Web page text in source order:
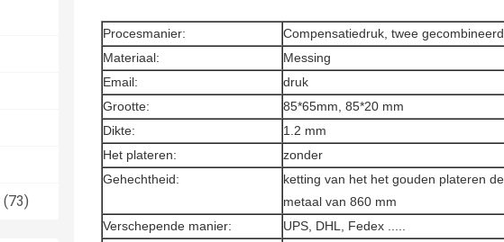
(73)
Procesmanier:
Compensatiedruk, twee
Materiaal:
Messing
Email:
druk
Grootte:
85*65mm, 85*20 mm
Dikte:
1.2 mm
Het plateren:
zonder
Gehechtheid:
ketting van het het gouden plateren
metaal van 860 mm
Verschepende manier:
UPS, DHL, Fedex .....